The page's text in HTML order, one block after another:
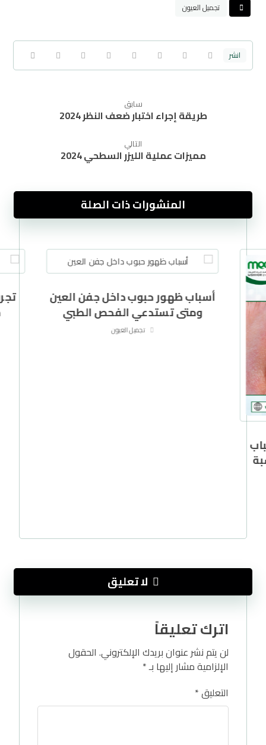
تجميل العيون
سابق
طريقة إجراء اختبار ضعف النظر 2024
التالي
مميزات عملية الليزر السطحي 2024
المنشورات ذات الصلة
أسباب ظهور حبوب داخل جفن العين
ومتى تستدعي الفحص الطبي
تجميل العيون
لا تعليق
اترك تعليقاً
لن يتم نشر عنوان بريدك الإلكتروني. الحقول
الإلزامية مشار إليها بـ*
التعليق*